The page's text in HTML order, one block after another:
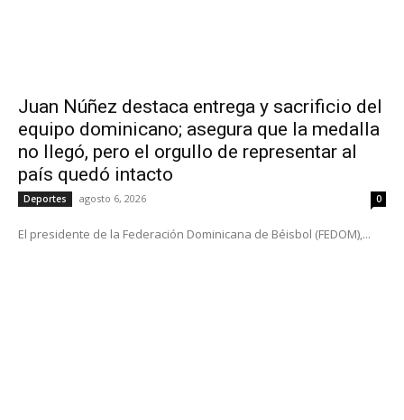
Juan Núñez destaca entrega y sacrificio del
equipo dominicano; asegura que la medalla
no llegó, pero el orgullo de representar al
país quedó intacto
Deportes agosto 6, 2026 0
El presidente de la Federación Dominicana de Béisbol (FEDOM),...